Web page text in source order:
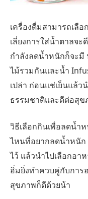
เครื่องดื่มสามารถเลื
เลี่ยงการใส่น้ำตาลจ
กำลังลดน้ำหนักก็จะมี
ไม้รวมกันและน้ำ
เปล่า ก่อนแช่เย็นแล้
ธรรมชาติและดีต่อสุข
วิธีเลือกกินเพื่อลดน้ำ
ไหนที่อยากลดน้ำหนัก
ไว้ แล้วนำไปเลือกอ
อิ่มยิ่งทำควบคู่กับการ
สุขภาพก็ดีด้วยน้า